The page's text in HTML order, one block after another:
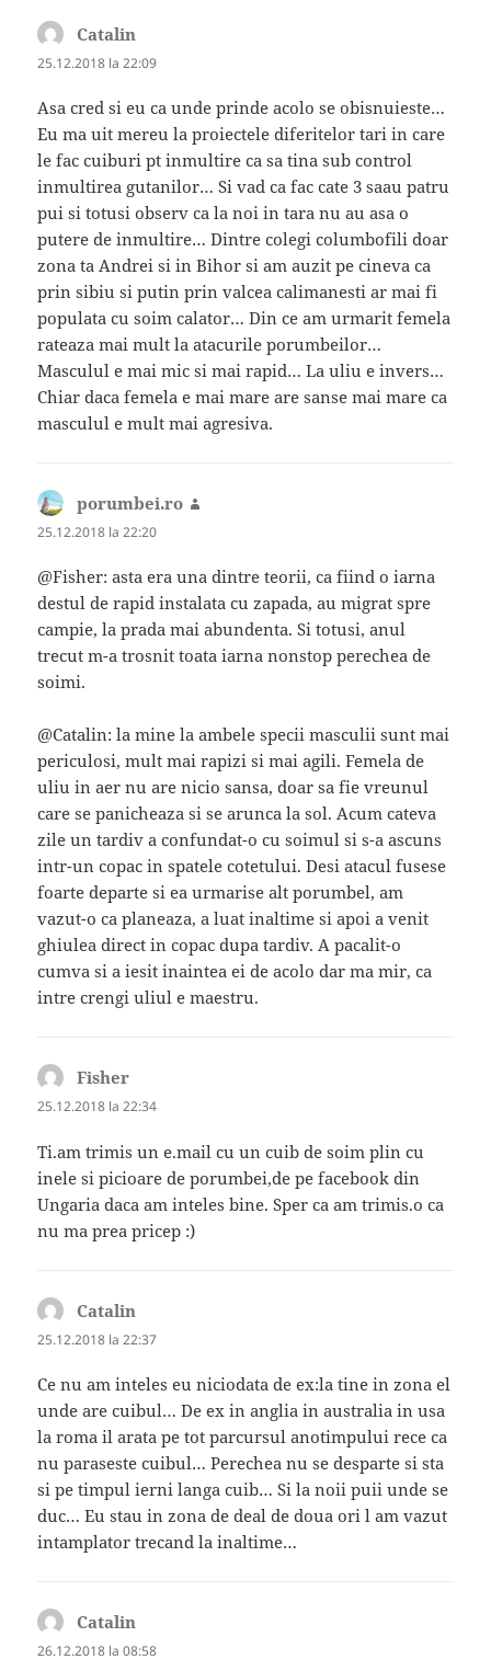
Catalin
25.12.2018 la 22:09
Asa cred si eu ca unde prinde acolo se obisnuieste…
Eu ma uit mereu la proiectele diferitelor tari in care
le fac cuiburi pt inmultire ca sa tina sub control
inmultirea gutanilor… Si vad ca fac cate 3 saau patru
pui si totusi observ ca la noi in tara nu au asa o
putere de inmultire… Dintre colegi columbofili doar
zona ta Andrei si in Bihor si am auzit pe cineva ca
prin sibiu si putin prin valcea calimanesti ar mai fi
populata cu soim calator… Din ce am urmarit femela
rateaza mai mult la atacurile porumbeilor…
Masculul e mai mic si mai rapid… La uliu e invers…
Chiar daca femela e mai mare are sanse mai mare ca
masculul e mult mai agresiva.
porumbei.ro
25.12.2018 la 22:20
@Fisher: asta era una dintre teorii, ca fiind o iarna
destul de rapid instalata cu zapada, au migrat spre
campie, la prada mai abundenta. Si totusi, anul
trecut m-a trosnit toata iarna nonstop perechea de
soimi.
@Catalin: la mine la ambele specii masculii sunt mai
periculosi, mult mai rapizi si mai agili. Femela de
uliu in aer nu are nicio sansa, doar sa fie vreunul
care se panicheaza si se arunca la sol. Acum cateva
zile un tardiv a confundat-o cu soimul si s-a ascuns
intr-un copac in spatele cotetului. Desi atacul fusese
foarte departe si ea urmarise alt porumbel, am
vazut-o ca planeaza, a luat inaltime si apoi a venit
ghiulea direct in copac dupa tardiv. A pacalit-o
cumva si a iesit inaintea ei de acolo dar ma mir, ca
intre crengi uliul e maestru.
Fisher
25.12.2018 la 22:34
Ti.am trimis un e.mail cu un cuib de soim plin cu
inele si picioare de porumbei,de pe facebook din
Ungaria daca am inteles bine. Sper ca am trimis.o ca
nu ma prea pricep :)
Catalin
25.12.2018 la 22:37
Ce nu am inteles eu niciodata de ex:la tine in zona el
unde are cuibul… De ex in anglia in australia in usa
la roma il arata pe tot parcursul anotimpului rece ca
nu paraseste cuibul… Perechea nu se desparte si sta
si pe timpul ierni langa cuib… Si la noii puii unde se
duc… Eu stau in zona de deal de doua ori l am vazut
intamplator trecand la inaltime…
Catalin
26.12.2018 la 08:58